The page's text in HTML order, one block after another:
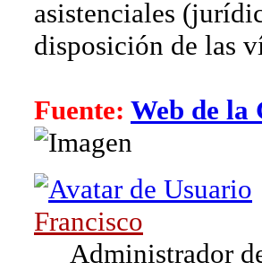
asistenciales
disposición de las
Fuente: Web de
Francisco
Administrador